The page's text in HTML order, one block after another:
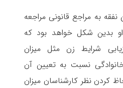
نفقه به مراجع قانونی مراجعه
بدین شکل خواهد بود که
شرایط زن مثل میزان
نسبت به تعیین آن
کردن نظر کارشناسان میزان